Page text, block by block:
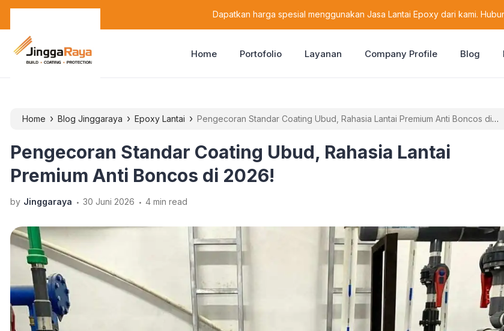
content
Dapatkan harga spesial menggunakan Jasa Lantai Epoxy dari kami.
Home Portofolio Layanan Company Profile Blog
Home › Blog Jinggaraya › Epoxy Lantai › Pengecoran Standar Coating Ubud, Rahasia Lantai Premium Anti Boncos di
Pengecoran Standar Coating Ubud, Rahasia Lantai
Premium Anti Boncos di 2026!
by Jinggaraya . 30 Juni 2026 . 4 min read